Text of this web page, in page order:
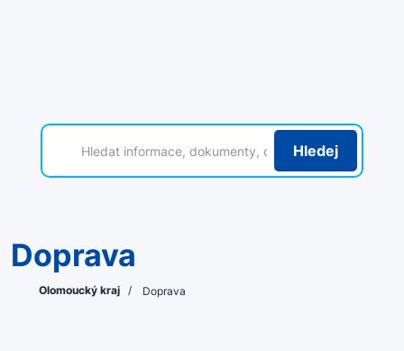
Hledej
Doprava
Olomoucký kraj / Doprava